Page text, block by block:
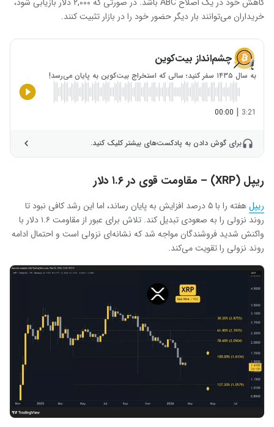
خریداران می‌توانند بار دیگر حضور خود را در بازار تثبیت کنند.
چشم‌انداز بیت‌کوین
به سال ۱۴۳۵ سفر کنید؛ سالی که استخراج بیت‌کوین به پایان می‌رسد!
3:21
|
00:00
برای گوش دادن به پادکست‌های بیشتر کلیک کنید.
ریپل (XRP) – مقاومت قوی در ۱.۶ دلار
ریپل
هفته را با ۵ درصد افزایش به پایان رساند، اما این رشد کافی نبود تا
روند نزولی را به صعودی تبدیل کند. تلاش برای عبور از مقاومت ۱.۶ دلار با
واکنش شدید فروشندگان مواجه شد که نشانه‌ای نزولی است و احتمال ادامه
روند نزولی را تقویت می‌کند.